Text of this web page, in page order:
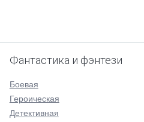
Фантастика и фэнтези
Боевая
Героическая
Детективная